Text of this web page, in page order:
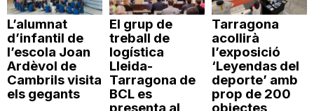
L’alumnat
d’infantil de
l’escola Joan
Ardèvol de
Cambrils visita
els gegants
El grup de
treball de
logística
Lleida-
Tarragona de
BCL es
presenta al
Tarragona
acollirà
l’exposició
‘Leyendas del
deporte’ amb
prop de 200
objectes